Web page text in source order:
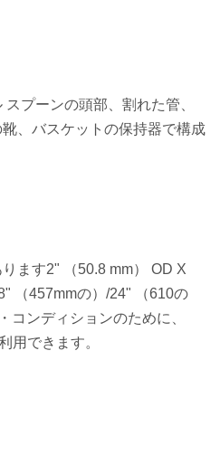
プーンの頭部、割れた管、
、バスケットの保持器で構成
ます2" （50.8 mm） OD X
（457mmの）/24" （610の
コンディションのために、
用できます。